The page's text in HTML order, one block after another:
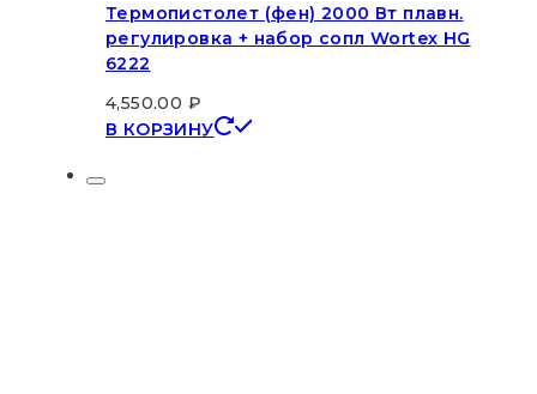
Термопистолет (фен) 2000 Вт плавн.
регулировка + набор сопл Wortex HG
6222
4,550.00 ₽
В КОРЗИНУ